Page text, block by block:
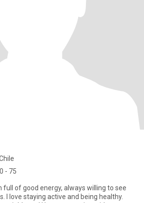
- 75
full of good energy, always willing to see
I love staying active and being healthy.